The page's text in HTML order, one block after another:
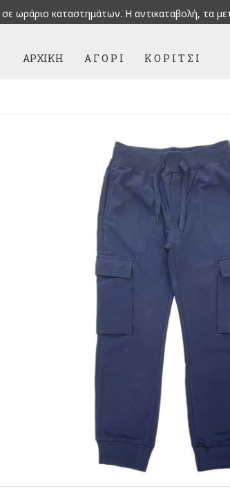
σε ωράριο καταστημάτων. H αντικαταβολή, τα
ΑΡΧΙΚΉ Α Γ Ο Ρ Ι Κ Ο Ρ Ι Τ Σ Ι